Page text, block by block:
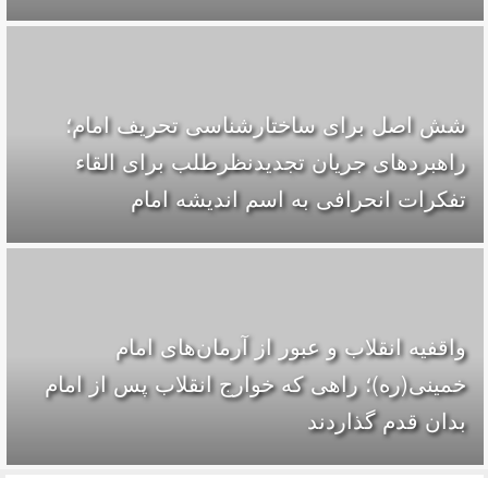
شش اصل برای ساختارشناسی تحريف امام؛
راهبردهای جریان تجدیدنظرطلب برای القاء
تفکرات انحرافی به اسم اندیشه امام
واقفیه‌ انقلاب و عبور از آرمان‌های امام
خمینی(ره)؛ راهی که خوارج انقلاب پس از امام
بدان قدم گذاردند